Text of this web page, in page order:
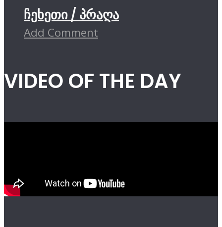
ჩეხეთი / პრაღა
Add Comment
VIDEO OF THE DAY